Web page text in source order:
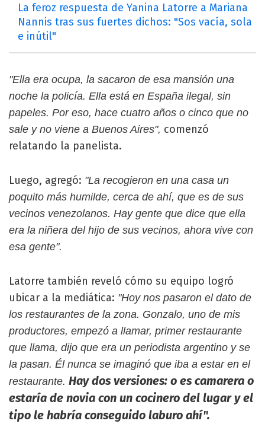
La feroz respuesta de Yanina Latorre a Mariana
Nannis tras sus fuertes dichos: "Sos vacía, sola
e inútil"
"Ella era ocupa, la sacaron de esa mansión una
noche la policía. Ella está en España ilegal, sin
papeles. Por eso, hace cuatro años o cinco que no
sale y no viene a Buenos Aires", comenzó
relatando la panelista.
Luego, agregó: "La recogieron en una casa un
poquito más humilde, cerca de ahí, que es de sus
vecinos venezolanos. Hay gente que dice que ella
era la niñera del hijo de sus vecinos, ahora vive con
esa gente".
Latorre también reveló cómo su equipo logró
ubicar a la mediática: "Hoy nos pasaron el dato de
los restaurantes de la zona. Gonzalo, uno de mis
productores, empezó a llamar, primer restaurante
que llama, dijo que era un periodista argentino y se
la pasan. Él nunca se imaginó que iba a estar en el
restaurante. Hay dos versiones: o es camarera o
estaría de novia con un cocinero del lugar y el
tipo le habría conseguido laburo ahí".